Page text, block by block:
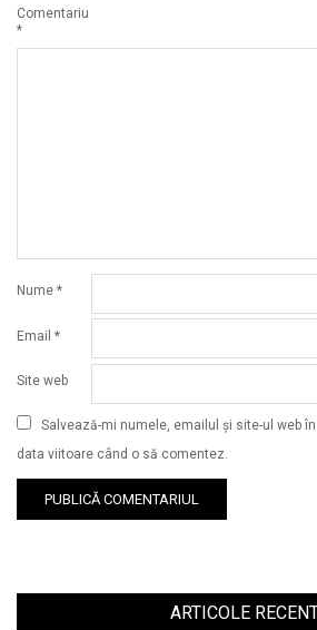
Comentariu
*
Nume *
Email *
Site web
Salvează-mi numele, emailul și site-ul web
data viitoare când o să comentez.
ARTICOLE